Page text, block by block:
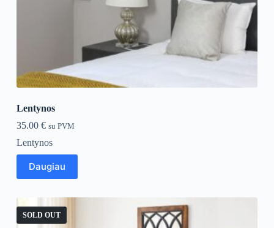
Lentynos
35.00 € su PVM
Lentynos
Daugiau
SOLD OUT